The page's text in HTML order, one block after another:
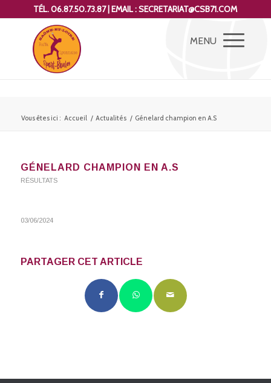
TÉL. 06.87.50.73.87 | EMAIL : SECRETARIAT@CSB71.COM
Vous êtes ici : Accueil / Actualités / Génelard champion en A.S
GÉNELARD CHAMPION EN A.S
RÉSULTATS
03/06/2024
PARTAGER CET ARTICLE